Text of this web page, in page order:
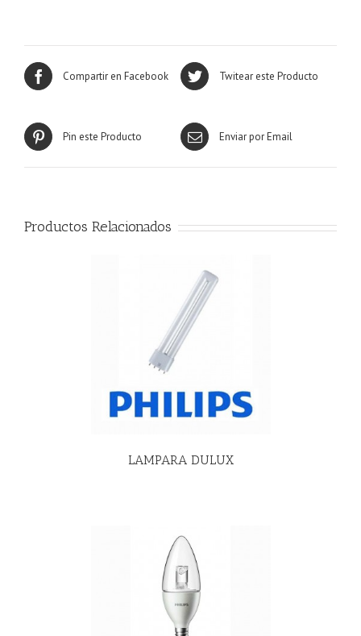
Compartir en Facebook Twitear este Producto
Pin este Producto Enviar por Email
Productos Relacionados
LAMPARA DULUX